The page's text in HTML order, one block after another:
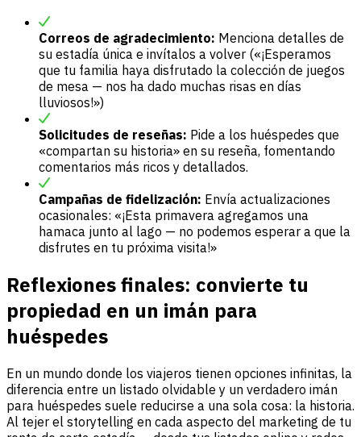
Correos de agradecimiento: Menciona detalles de
su estadía única e invítalos a volver («¡Esperamos
que tu familia haya disfrutado la colección de juegos
de mesa — nos ha dado muchas risas en días
lluviosos!»)
Solicitudes de reseñas: Pide a los huéspedes que
«compartan su historia» en su reseña, fomentando
comentarios más ricos y detallados.
Campañas de fidelización: Envía actualizaciones
ocasionales: «¡Esta primavera agregamos una
hamaca junto al lago — no podemos esperar a que la
disfrutes en tu próxima visita!»
Reflexiones finales: convierte tu
propiedad en un imán para
huéspedes
En un mundo donde los viajeros tienen opciones infinitas, la
diferencia entre un listado olvidable y un verdadero imán
para huéspedes suele reducirse a una sola cosa: la historia.
Al tejer el storytelling en cada aspecto del marketing de tu